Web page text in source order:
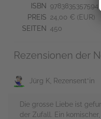
ISBN
9783835357594
PREIS 24,00 € (EUR)
SEITEN 450
Rezensionen der
Jürg K, Rezensent*in
Die grosse Liebe ist
der Zufall. Ein